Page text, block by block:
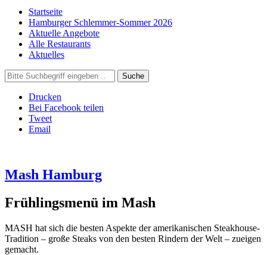
Startseite
Hamburger Schlemmer-Sommer 2026
Aktuelle Angebote
Alle Restaurants
Aktuelles
Suche
Drucken
Bei Facebook teilen
Tweet
Email
Mash Hamburg
Frühlingsmenü im Mash
MASH hat sich die besten Aspekte der amerikanischen Steakhouse-
Tradition – große Steaks von den besten Rindern der Welt – zueigen
gemacht.